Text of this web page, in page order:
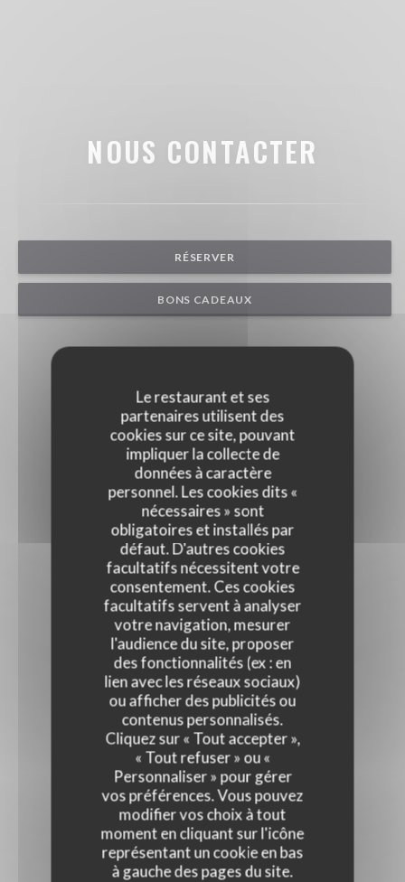
Le restaurant et ses
partenaires utilisent des
cookies sur ce site, pouvant
impliquer la collecte de
données à caractère
personnel. Les cookies dits «
nécessaires » sont
obligatoires et installés par
défaut. D'autres cookies
facultatifs nécessitent votre
consentement. Ces cookies
facultatifs servent à analyser
votre navigation, mesurer
l'audience du site, proposer
des fonctionnalités (ex : en
lien avec les réseaux sociaux)
ou afficher des publicités ou
contenus personnalisés.
Cliquez sur « Tout accepter »,
« Tout refuser » ou «
Personnaliser » pour gérer
vos préférences. Vous pouvez
modifier vos choix à tout
moment en cliquant sur l'icône
représentant un cookie en bas
à gauche des pages du site.
NOUS CONTACTER
RÉSERVER
BONS CADEAUX